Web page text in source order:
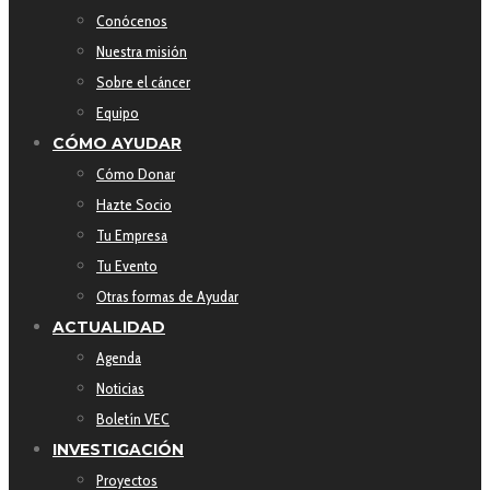
Conócenos
Nuestra misión
Sobre el cáncer
Equipo
CÓMO AYUDAR
Cómo Donar
Hazte Socio
Tu Empresa
Tu Evento
Otras formas de Ayudar
ACTUALIDAD
Agenda
Noticias
Boletín VEC
INVESTIGACIÓN
Proyectos